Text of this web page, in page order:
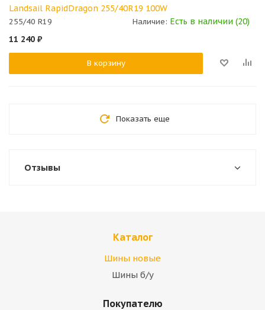
Landsail RapidDragon 255/40R19 100W
255/40 R19 Наличие: Есть в наличии (20)
11 240 ₽
В корзину
Показать еще
Отзывы
Каталог
Шины новые
Шины б/у
Покупателю